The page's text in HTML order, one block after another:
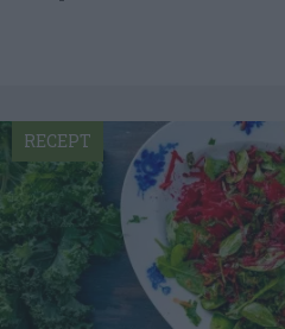
RECEPT